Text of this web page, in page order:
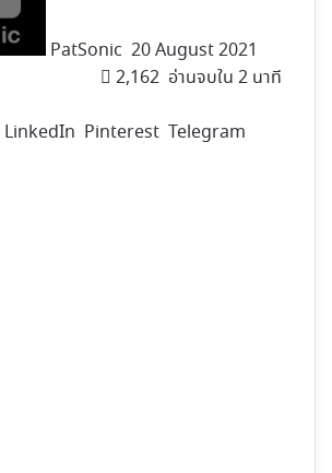
PatSonic 20 August 2021
2,162 อ่านจบใน 2 นาที
LinkedIn Pinterest Telegram